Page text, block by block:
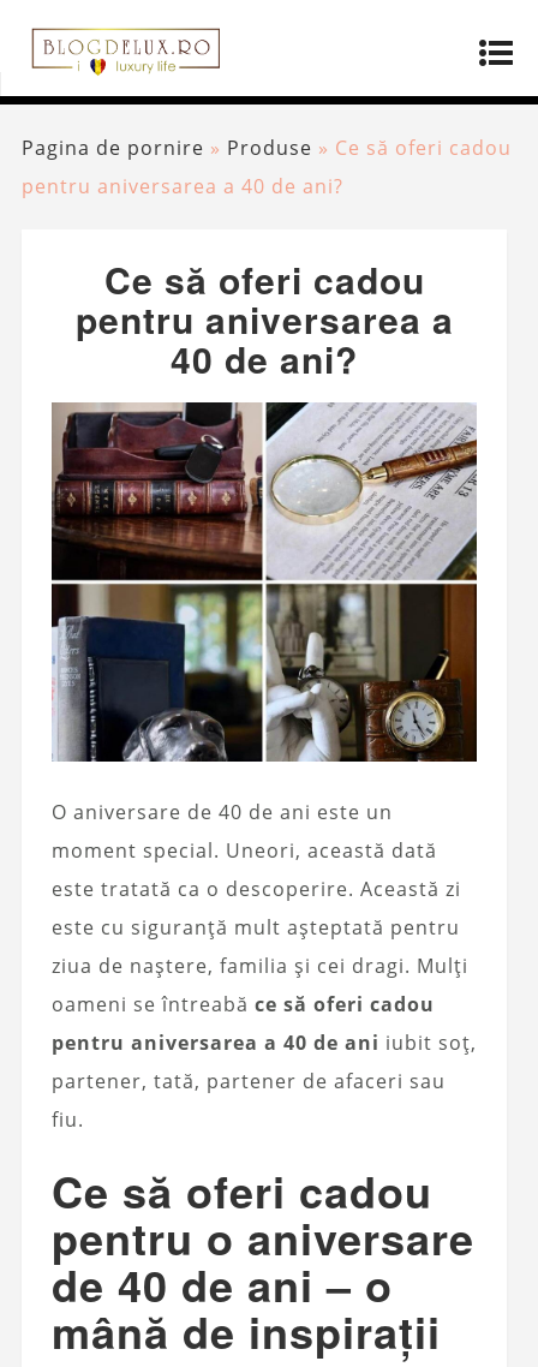
Pagina de pornire » Produse » Ce să oferi cadou
pentru aniversarea a 40 de ani?
Ce să oferi cadou
pentru aniversarea a
40 de ani?
O aniversare de 40 de ani este un
moment special. Uneori, această dată
este tratată ca o descoperire. Această zi
este cu siguranță mult așteptată pentru
ziua de naștere, familia și cei dragi. Mulți
oameni se întreabă ce să oferi cadou
pentru aniversarea a 40 de ani iubit soț,
partener, tată, partener de afaceri sau
fiu.
Ce să oferi cadou
pentru o aniversare
de 40 de ani – o
mână de inspirații